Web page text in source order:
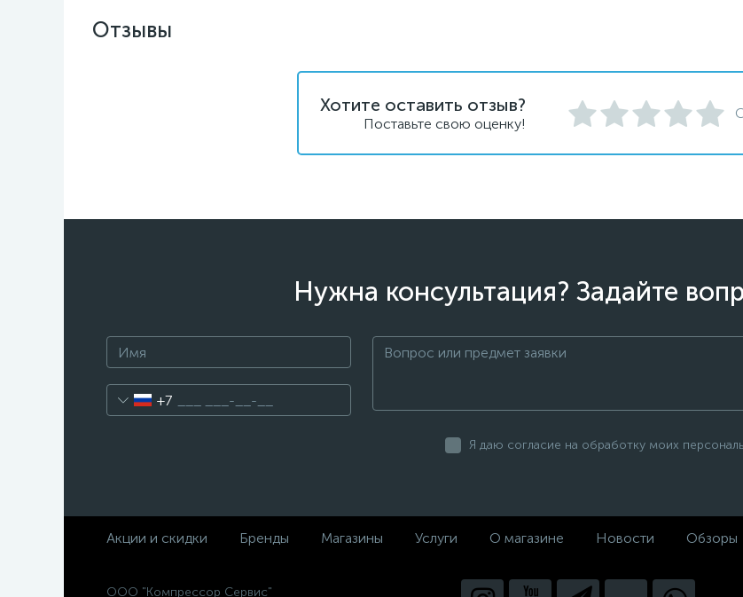
Отзывы
Хотите оставить отзыв?
Поставьте свою оценку!
Нужна консультация? Задайте
+7
Я даю согласие на обработку моих
Акции и скидки Бренды Магазины Услуги О магазине Новости Обзоры
ООО "Компрессор Сервис"